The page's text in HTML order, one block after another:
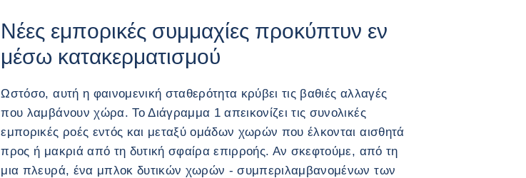
Νέες εμπορικές συμμαχίες προκύπτυν εν
μέσω κατακερματισμού
Ωστόσο, αυτή η φαινομενική σταθερότητα κρύβει τις βαθιές αλλαγές
που λαμβάνουν χώρα. Το Διάγραμμα 1 απεικονίζει τις συνολικές
εμπορικές ροές εντός και μεταξύ ομάδων χωρών που έλκονται αισθητά
προς ή μακριά από τη δυτική σφαίρα επιρροής. Αν σκεφτούμε, από τη
μια πλευρά, ένα μπλοκ δυτικών χωρών - συμπεριλαμβανομένων των